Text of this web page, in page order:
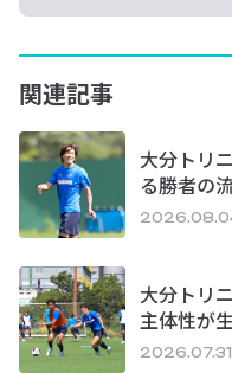
関連記事
大分トリ
る勝者の
大分トリ
主体性が
2026.07.31